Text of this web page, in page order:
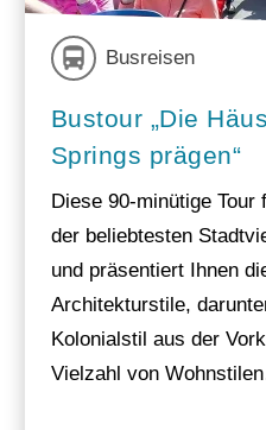
Busreisen
Bustour „Die
Springs prägen“
Diese 90-minütige
der beliebtesten
und präsentiert Ihnen
Architekturstile,
Kolonialstil aus der
Vielzahl von